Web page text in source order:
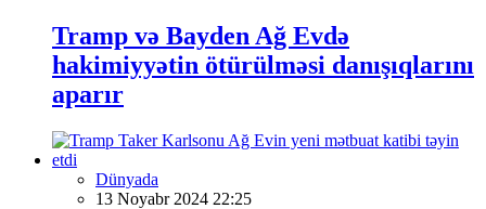
Tramp və Bayden Ağ Evdə
hakimiyyətin ötürülməsi danışıqlarını
aparır
Dünyada
13 Noyabr 2024 22:25